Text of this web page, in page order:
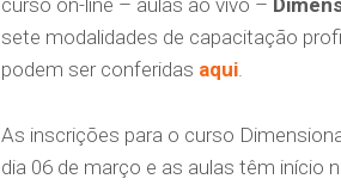
curso on-line – aulas ao vivo –
sete modalidades de capacitação
podem ser conferidas aqui.
As inscrições para o curso
dia 06 de março e as aulas têm início